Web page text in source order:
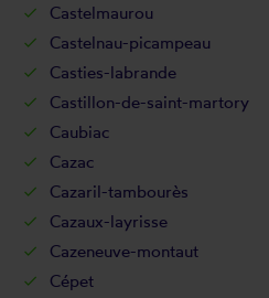
Castelmaurou
Castelnau-picampeau
Casties-labrande
Castillon-de-saint-martory
Caubiac
Cazac
Cazaril-tambourès
Cazaux-layrisse
Cazeneuve-montaut
Cépet